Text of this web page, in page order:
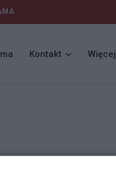
Kontakt Więcej